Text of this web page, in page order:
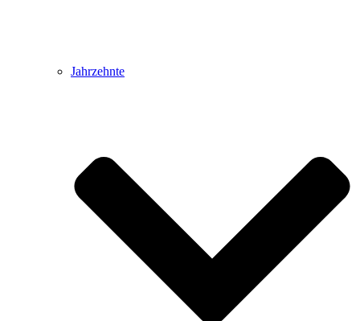
Jahrzehnte